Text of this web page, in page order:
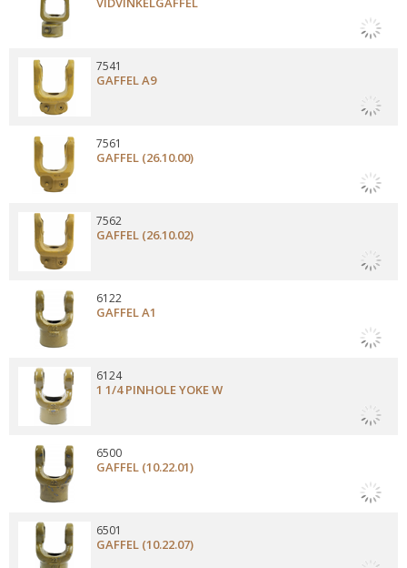
GAFFEL A9
7541
GAFFEL (26.10.00)
7561
GAFFEL (26.10.02)
7562
GAFFEL A1
6122
1 1/4 PINHOLE YOKE W
6124
GAFFEL (10.22.01)
6500
GAFFEL (10.22.07)
6501